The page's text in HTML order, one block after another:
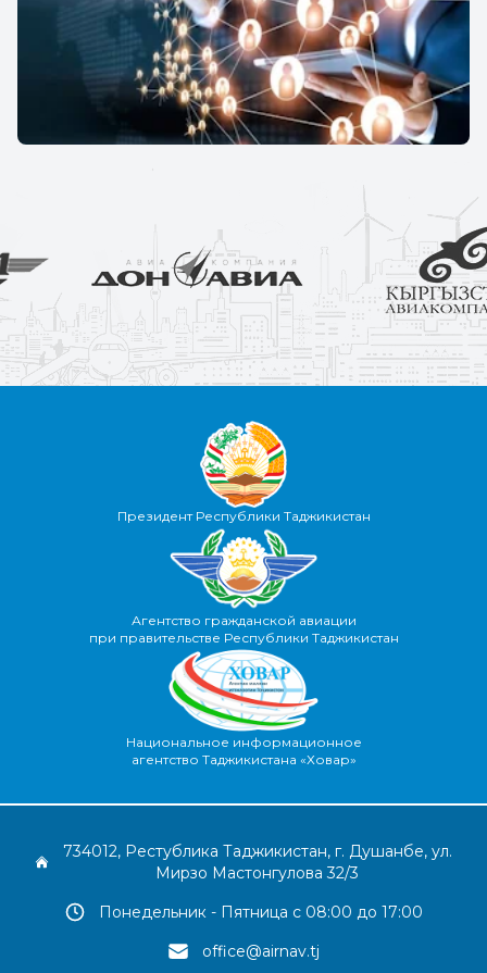
Президент Республики Таджикистан
Агентство гражданской авиации
при правительстве Республики Таджикистан
Национальное информационное
агентство Таджикистана «Ховар»
734012, Рестублика Таджикистан, г. Душанбе, ул.
Мирзо Мастонгулова 32/3
Понедельник - Пятница с 08:00 до 17:00
office@airnav.tj